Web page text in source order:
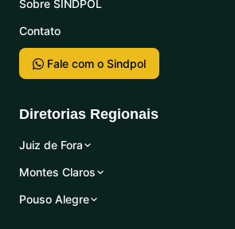
Sobre SINDPOL
Contato
Fale com o Sindpol
Diretorias Regionais
Juiz de Fora
Montes Claros
Pouso Alegre